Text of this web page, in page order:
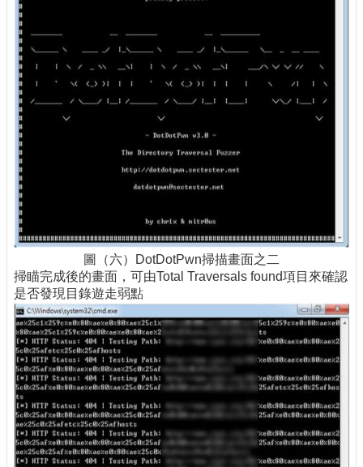
圖（六）DotDotPwn掃描畫面之二
掃瞄完成後的畫面，可由Total Traversals found項目來確認
是否發現目錄遊走弱點